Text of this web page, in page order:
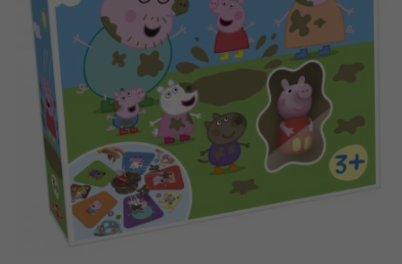
Aplikacje
Français